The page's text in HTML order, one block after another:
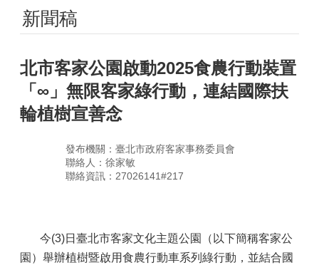
新聞稿
北市客家公園啟動2025食農行動裝置
「∞」無限客家綠行動，連結國際扶
輪植樹宣善念
發布機關：臺北市政府客家事務委員會
聯絡人：徐家敏
聯絡資訊：27026141#217
今(3)日臺北市客家文化主題公園（以下簡稱客家公
園）舉辦植樹暨啟用食農行動車系列綠行動，並結合國